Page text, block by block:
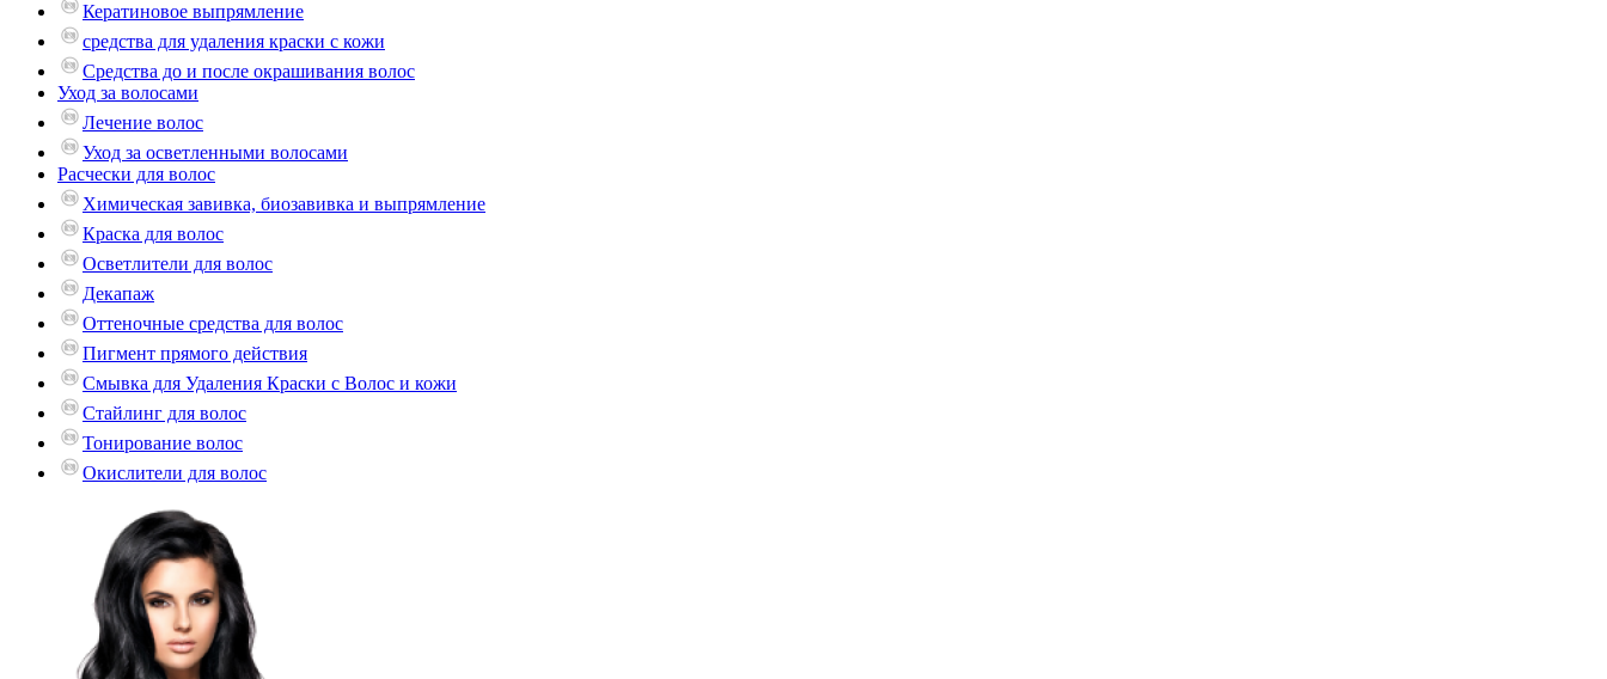
Кератиновое выпрямление
средства для удаления краски с кожи
Средства до и после окрашивания волос
Уход за волосами
Лечение волос
Уход за осветленными волосами
Расчески для волос
Химическая завивка, биозавивка и выпрямление
Краска для волос
Осветлители для волос
Декапаж
Оттеночные средства для волос
Пигмент прямого действия
Смывка для Удаления Краски с Волос и кожи
Стайлинг для волос
Тонирование волос
Окислители для волос